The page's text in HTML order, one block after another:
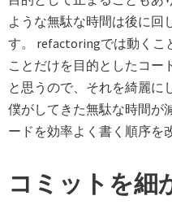
ような無駄な時間は後に回
す。 refactoringでは動くこ
ことだけを目的としたコー
と思うので、それを綺麗に
僕がしてきた無駄な時間が
ードを効率よく書く順序を
コミットを細